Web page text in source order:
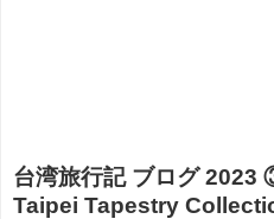
台湾旅行記 ブログ
Taipei Tapestry